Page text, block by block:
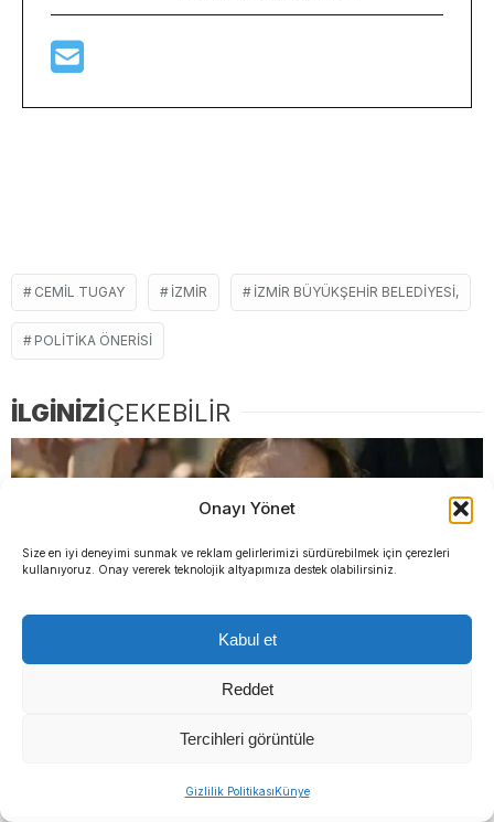
Onayı Yönet
Size en iyi deneyimi sunmak ve reklam gelirlerimizi sürdürebilmek için çerezleri
kullanıyoruz. Onay vererek teknolojik altyapımıza destek olabilirsiniz.
Kabul et
Reddet
Tercihleri görüntüle
Gizlilik PolitikasıKünye
CEMIL TUGAY İZMIR İZMIR BÜYÜKŞEHIR BELEDIYESI,
POLITIKA ÖNERISI
İLGİNİZİÇEKEBİLİR
Manisa’da siyasi deprem! YENİ Parti Manisa İl